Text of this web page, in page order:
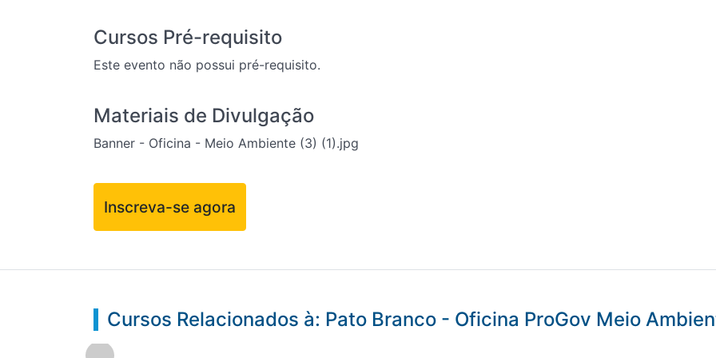
Cursos Pré-requisito
Este evento não possui pré-requisito.
Materiais de Divulgação
Banner - Oficina - Meio Ambiente (3) (1).jpg
Inscreva-se agora
Cursos Relacionados à: Pato Branco - Oficina ProGov Meio